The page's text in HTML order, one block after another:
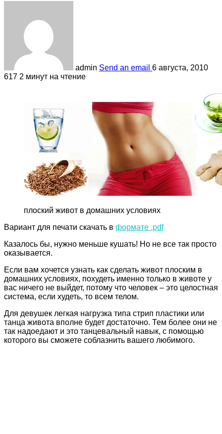
admin Send an email 6 августа, 2010
617 2 минут на чтение
плоский живот в домашних условиях
Вариант для печати скачать в формате .pdf
Казалось бы, нужно меньше кушать! Но не все так просто
оказывается.
Если вам хочется узнать как сделать живот плоским в
домашних условиях, похудеть именно только в животе у
вас ничего не выйдет, потому что человек – это целостная
система, если худеть, то всем телом.
Для девушек легкая нагрузка типа стрип пластики или
танца живота вполне будет достаточно. Тем более они не
так надоедают и это танцевальный навык, с помощью
которого вы сможете соблазнить вашего любимого.